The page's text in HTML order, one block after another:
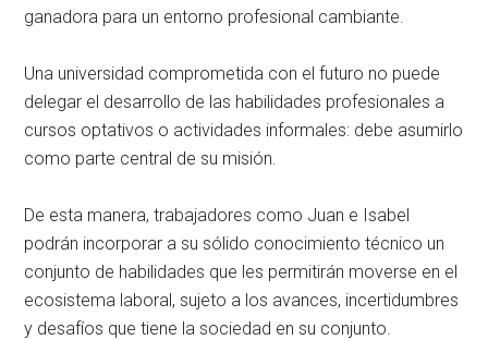
ganadora para un entorno profesional cambiante.
Una universidad comprometida con el futuro no puede
delegar el desarrollo de las habilidades profesionales a
cursos optativos o actividades informales: debe asumirlo
como parte central de su misión.
De esta manera, trabajadores como Juan e Isabel
podrán incorporar a su sólido conocimiento técnico un
conjunto de habilidades que les permitirán moverse en el
ecosistema laboral, sujeto a los avances, incertidumbres
y desafíos que tiene la sociedad en su conjunto.